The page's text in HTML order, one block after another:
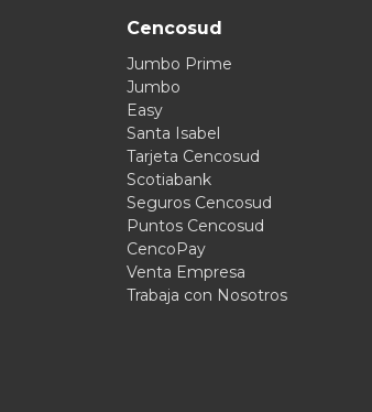
Cencosud
Jumbo Prime
Jumbo
Easy
Santa Isabel
Tarjeta Cencosud
Scotiabank
Seguros Cencosud
Puntos Cencosud
CencoPay
Venta Empresa
Trabaja con Nosotros